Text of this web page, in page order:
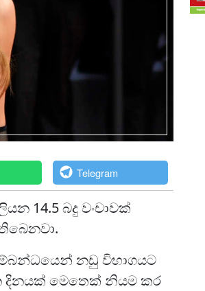
Telegram
14.5 බදු වංචාවක්
නඩු විභාගයට
මෙතෙක් නියම කර